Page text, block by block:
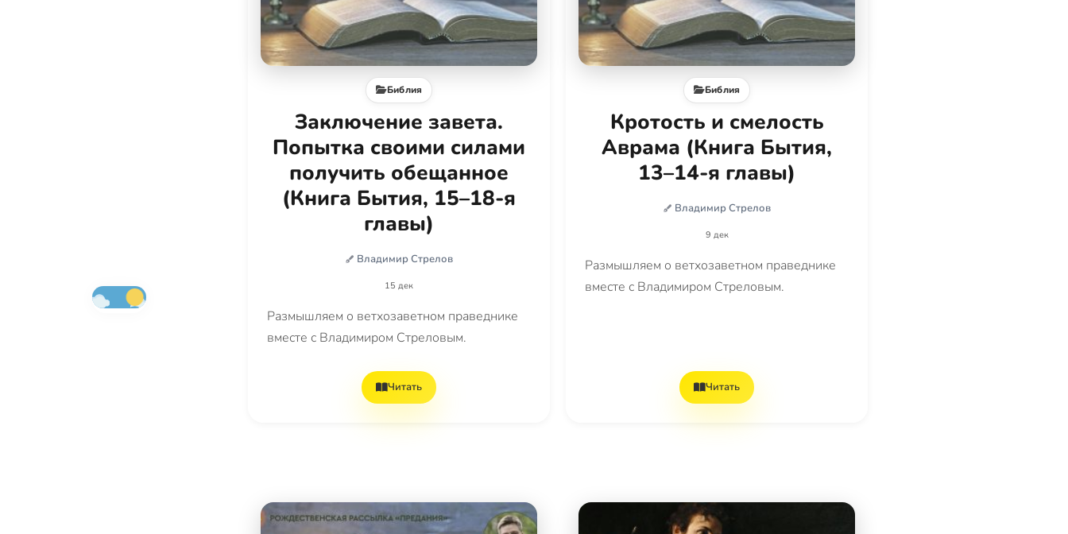
Библия
Заключение завета.
Попытка своими силами
получить обещанное
(Книга Бытия, 15–18-я
главы)
Владимир Стрелов
15 дек
Размышляем о ветхозаветном праведнике
вместе с Владимиром Стреловым.
Читать
Библия
Кротость и смелость
Аврама (Книга Бытия,
13–14-я главы)
Владимир Стрелов
9 дек
Размышляем о ветхозаветном праведнике
вместе с Владимиром Стреловым.
Читать